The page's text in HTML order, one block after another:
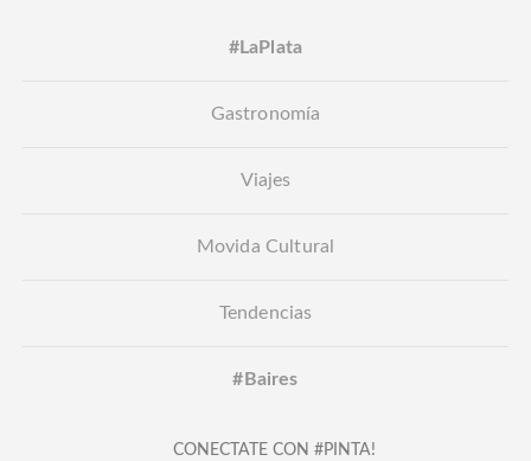
#LaPlata
Gastronomía
Viajes
Movida Cultural
Tendencias
#Baires
CONECTATE CON #PINTA!